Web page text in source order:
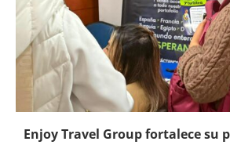
Enjoy Travel Group fortalece su